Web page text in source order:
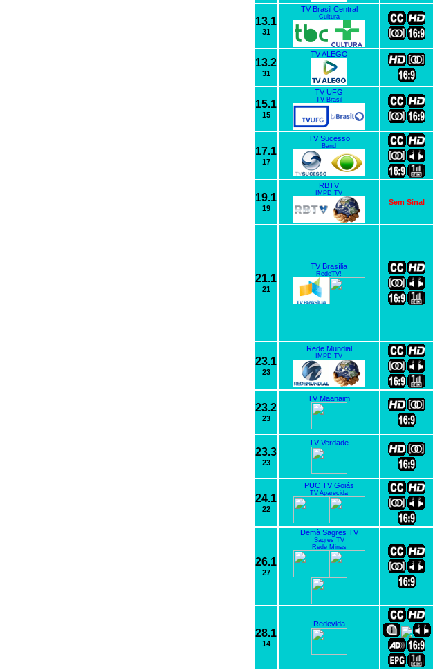
13.1
31
TV Brasil Central
Cultura
13.2
31
TV ALEGO
15.1
15
TV UFG
TV Brasil
17.1
17
TV Sucesso
Band
19.1
19
RBTV
IMPD TV
Sem Sinal
21.1
21
TV Brasília
RedeTV!
23.1
23
Rede Mundial
IMPD TV
23.2
23
TV Maanaim
23.3
23
TV Verdade
24.1
22
PUC TV Goiás
TV Aparecida
26.1
27
Demà Sagres TV
Sagres TV
Rede Minas
28.1
14
Redevida